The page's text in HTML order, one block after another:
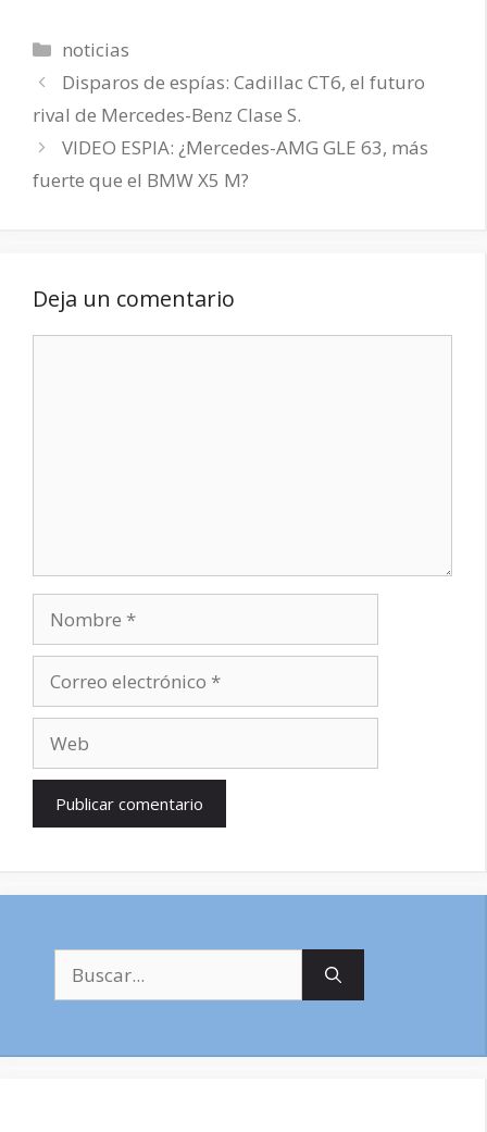
Categorías
noticias
Disparos de espías: Cadillac CT6, el futuro
rival de Mercedes-Benz Clase S.
VIDEO ESPIA: ¿Mercedes-AMG GLE 63, más
fuerte que el BMW X5 M?
Deja un comentario
electrónico